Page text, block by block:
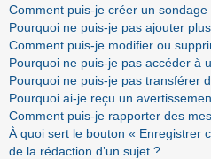
Comment puis-je créer un sondage
Pourquoi ne puis-je pas ajouter
Comment puis-je modifier ou
Pourquoi ne puis-je pas accéder à
Pourquoi ne puis-je pas transférer
Pourquoi ai-je reçu un
Comment puis-je rapporter des
À quoi sert le bouton « Enregistrer
de la rédaction d’un sujet ?